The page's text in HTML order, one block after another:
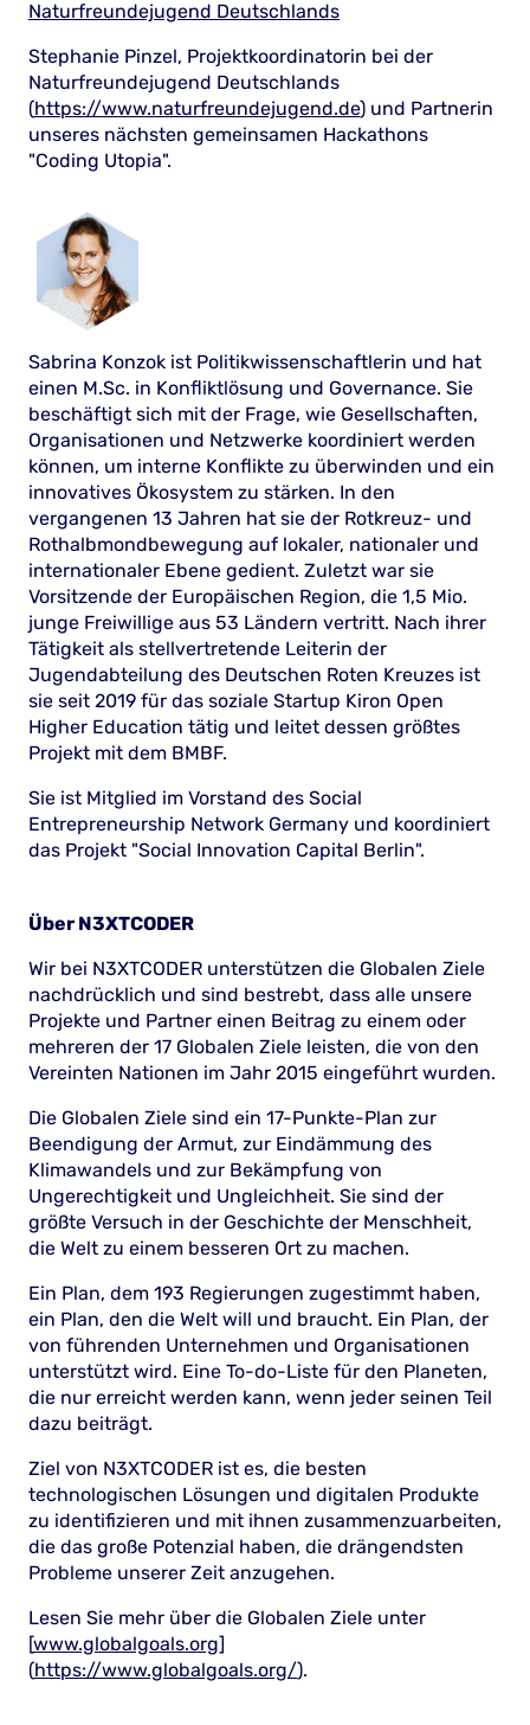
Naturfreundejugend Deutschlands
Stephanie Pinzel, Projektkoordinatorin bei der
Naturfreundejugend Deutschlands
(https://www.naturfreundejugend.de) und Partnerin
unseres nächsten gemeinsamen Hackathons
"Coding Utopia".
Sabrina Konzok ist Politikwissenschaftlerin und hat
einen M.Sc. in Konfliktlösung und Governance. Sie
beschäftigt sich mit der Frage, wie Gesellschaften,
Organisationen und Netzwerke koordiniert werden
können, um interne Konflikte zu überwinden und ein
innovatives Ökosystem zu stärken. In den
vergangenen 13 Jahren hat sie der Rotkreuz- und
Rothalbmondbewegung auf lokaler, nationaler und
internationaler Ebene gedient. Zuletzt war sie
Vorsitzende der Europäischen Region, die 1,5 Mio.
junge Freiwillige aus 53 Ländern vertritt. Nach ihrer
Tätigkeit als stellvertretende Leiterin der
Jugendabteilung des Deutschen Roten Kreuzes ist
sie seit 2019 für das soziale Startup Kiron Open
Higher Education tätig und leitet dessen größtes
Projekt mit dem BMBF.
Sie ist Mitglied im Vorstand des Social
Entrepreneurship Network Germany und koordiniert
das Projekt "Social Innovation Capital Berlin".
Über N3XTCODER
Wir bei N3XTCODER unterstützen die Globalen Ziele
nachdrücklich und sind bestrebt, dass alle unsere
Projekte und Partner einen Beitrag zu einem oder
mehreren der 17 Globalen Ziele leisten, die von den
Vereinten Nationen im Jahr 2015 eingeführt wurden.
Die Globalen Ziele sind ein 17-Punkte-Plan zur
Beendigung der Armut, zur Eindämmung des
Klimawandels und zur Bekämpfung von
Ungerechtigkeit und Ungleichheit. Sie sind der
größte Versuch in der Geschichte der Menschheit,
die Welt zu einem besseren Ort zu machen.
Ein Plan, dem 193 Regierungen zugestimmt haben,
ein Plan, den die Welt will und braucht. Ein Plan, der
von führenden Unternehmen und Organisationen
unterstützt wird. Eine To-do-Liste für den Planeten,
die nur erreicht werden kann, wenn jeder seinen Teil
dazu beiträgt.
Ziel von N3XTCODER ist es, die besten
technologischen Lösungen und digitalen Produkte
zu identifizieren und mit ihnen zusammenzuarbeiten,
die das große Potenzial haben, die drängendsten
Probleme unserer Zeit anzugehen.
Lesen Sie mehr über die Globalen Ziele unter
[www.globalgoals.org]
(https://www.globalgoals.org/).